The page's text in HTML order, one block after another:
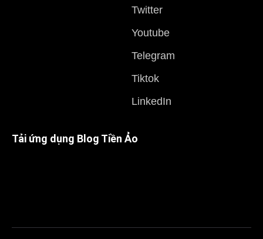
Twitter
Youtube
Telegram
Tiktok
LinkedIn
Tải ứng dụng Blog Tiền Ảo